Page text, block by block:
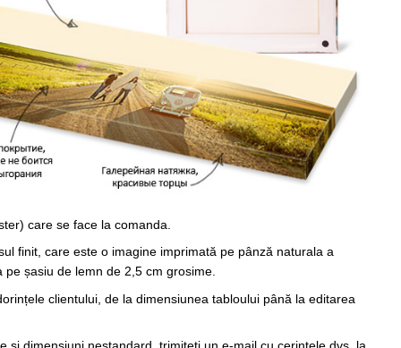
care se face la comanda.
finit, care este o imagine imprimată pe pânză naturala a
șasiu de lemn de 2,5 cm grosime.
clientului, de la dimensiunea tabloului până la editarea